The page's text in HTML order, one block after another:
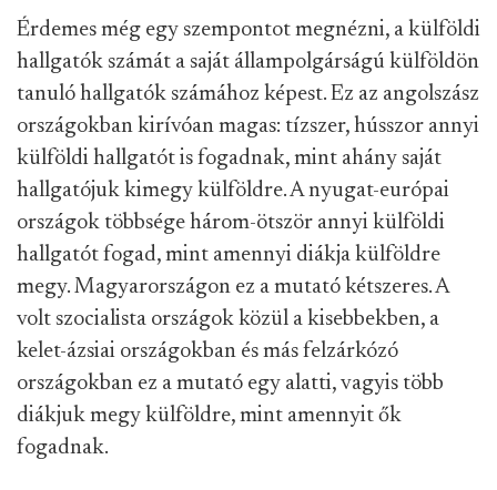
Érdemes még egy szempontot megnézni, a külföldi
hallgatók számát a saját állampolgárságú külföldön
tanuló hallgatók számához képest. Ez az angolszász
országokban kirívóan magas: tízszer, hússzor annyi
külföldi hallgatót is fogadnak, mint ahány saját
hallgatójuk kimegy külföldre. A nyugat-európai
országok többsége három-ötször annyi külföldi
hallgatót fogad, mint amennyi diákja külföldre
megy. Magyarországon ez a mutató kétszeres. A
volt szocialista országok közül a kisebbekben, a
kelet-ázsiai országokban és más felzárkózó
országokban ez a mutató egy alatti, vagyis több
diákjuk megy külföldre, mint amennyit ők
fogadnak.